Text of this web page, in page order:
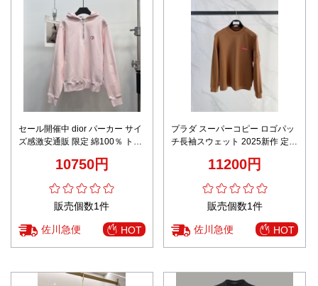
セール開催中 dior パーカー サイ
ズ感激安通販 限定 綿100％ トッ
10750円
販売個数1件
佐川急便 HOT
プラダ スーパーコピー ロゴパッ
チ長袖スウェット 2025新作 定番
適な着心地 通気性良好 男女兼用
11200円
販売個数1件
佐川急便 HOT